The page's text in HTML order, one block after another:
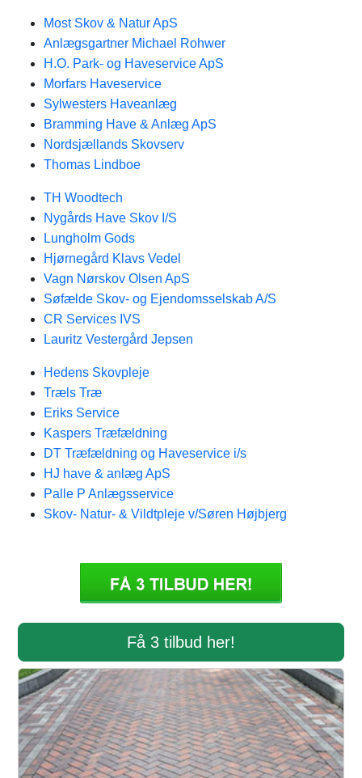
Most Skov & Natur ApS
Anlægsgartner Michael Rohwer
H.O. Park- og Haveservice ApS
Morfars Haveservice
Sylwesters Haveanlæg
Bramming Have & Anlæg ApS
Nordsjællands Skovserv
Thomas Lindboe
TH Woodtech
Nygårds Have Skov I/S
Lungholm Gods
Hjørnegård Klavs Vedel
Vagn Nørskov Olsen ApS
Søfælde Skov- og Ejendomsselskab A/S
CR Services IVS
Lauritz Vestergård Jepsen
Hedens Skovpleje
Træls Træ
Eriks Service
Kaspers Træfældning
DT Træfældning og Haveservice i/s
HJ have & anlæg ApS
Palle P Anlægsservice
Skov- Natur- & Vildtpleje v/Søren Højbjerg
Få 3 tilbud her!